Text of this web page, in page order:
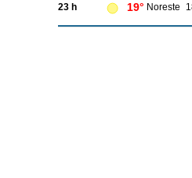
23 h 19° Noreste